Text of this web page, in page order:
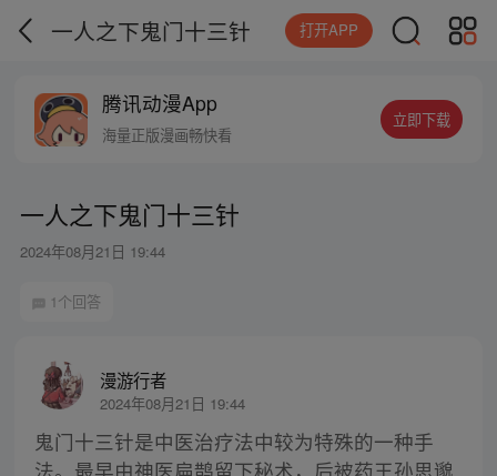
一人之下鬼门十三针 打开APP
腾讯动漫App
海量正版漫画畅快看
立即下载
一人之下鬼门十三针
2024年08月21日 19:44
1个回答
漫游行者
2024年08月21日 19:44
鬼门十三针是中医治疗法中较为特殊的一种手
法。最早由神医扁鹊留下秘术，后被药王孙思邈